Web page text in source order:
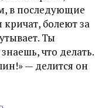
в последующие
болеют за
Ты
что делать.
— делится он